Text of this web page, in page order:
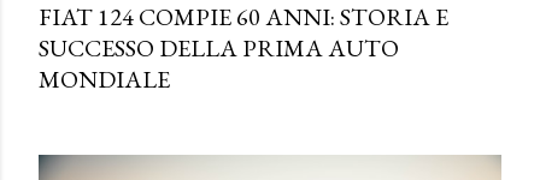
FIAT 124 COMPIE 60 ANNI: STORIA E
SUCCESSO DELLA PRIMA AUTO
MONDIALE